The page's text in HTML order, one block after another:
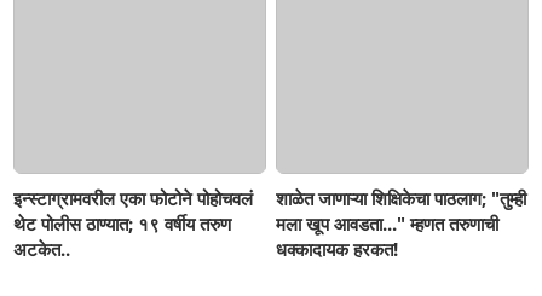
इन्स्टाग्रामवरील एका फोटोने पोहोचवलं
थेट पोलीस ठाण्यात; १९ वर्षीय तरुण
अटकेत..
शाळेत जाणाऱ्या शिक्षिकेचा पाठलाग; "तुम्ही
मला खूप आवडता..." म्हणत तरुणाची
धक्कादायक हरकत!